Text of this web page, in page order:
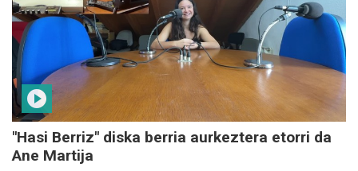
"Hasi Berriz" diska berria aurkeztera etorri da
Ane Martija